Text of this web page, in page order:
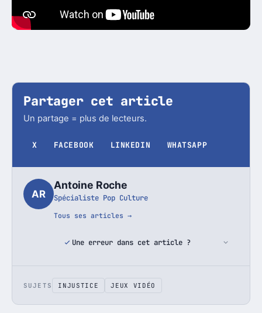
Partager cet article
Un partage = plus de lecteurs.
X FACEBOOK LINKEDIN WHATSAPP
AR
Antoine Roche
Spécialiste Pop Culture
Tous ses articles →
Une erreur dans cet article ?
SUJETS INJUSTICE JEUX VIDÉO